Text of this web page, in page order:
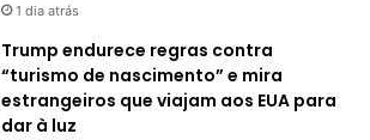
1 dia atrás
Trump endurece regras contra
“turismo de nascimento” e mira
estrangeiros que viajam aos EUA para
dar à luz